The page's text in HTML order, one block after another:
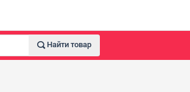
Найти товар